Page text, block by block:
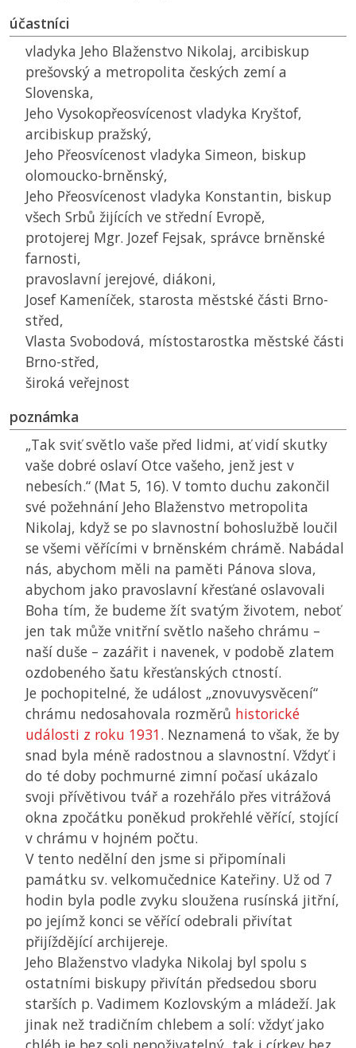
účastníci
vladyka Jeho Blaženstvo Nikolaj, arcibiskup
prešovský a metropolita českých zemí a
Slovenska,
Jeho Vysokopřeosvícenost vladyka Kryštof,
arcibiskup pražský,
Jeho Přeosvícenost vladyka Simeon, biskup
olomoucko-brněnský,
Jeho Přeosvícenost vladyka Konstantin, biskup
všech Srbů žijících ve střední Evropě,
protojerej Mgr. Jozef Fejsak, správce brněnské
farnosti,
pravoslavní jerejové, diákoni,
Josef Kameníček, starosta městské části Brno-
střed,
Vlasta Svobodová, místostarostka městské části
Brno-střed,
široká veřejnost
poznámka
„Tak sviť světlo vaše před lidmi, ať vidí skutky
vaše dobré oslaví Otce vašeho, jenž jest v
nebesích.“ (Mat 5, 16). V tomto duchu zakončil
své požehnání Jeho Blaženstvo metropolita
Nikolaj, když se po slavnostní bohoslužbě loučil
se všemi věřícími v brněnském chrámě. Nabádal
nás, abychom měli na paměti Pánova slova,
abychom jako pravoslavní křesťané oslavovali
Boha tím, že budeme žít svatým životem, neboť
jen tak může vnitřní světlo našeho chrámu –
naší duše – zazářit i navenek, v podobě zlatem
ozdobeného šatu křesťanských ctností.
Je pochopitelné, že událost „znovuvysvěcení“
chrámu nedosahovala rozměrů historické
události z roku 1931. Neznamená to však, že by
snad byla méně radostnou a slavnostní. Vždyť i
do té doby pochmurné zimní počasí ukázalo
svoji přívětivou tvář a rozehřálo přes vitrážová
okna zpočátku poněkud prokřehlé věřící, stojící
v chrámu v hojném počtu.
V tento nedělní den jsme si připomínali
památku sv. velkomučednice Kateřiny. Už od 7
hodin byla podle zvyku sloužena rusínská jitřní,
po jejímž konci se věřící odebrali přivítat
přijíždějící archijereje.
Jeho Blaženstvo vladyka Nikolaj byl spolu s
ostatními biskupy přivítán předsedou sboru
starších p. Vadimem Kozlovským a mládeží. Jak
jinak než tradičním chlebem a solí: vždyť jako